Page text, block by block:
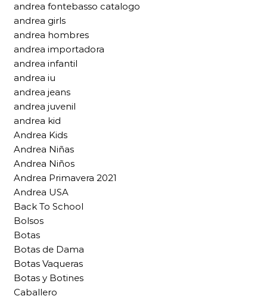
andrea fontebasso catalogo
andrea girls
andrea hombres
andrea importadora
andrea infantil
andrea iu
andrea jeans
andrea juvenil
andrea kid
Andrea Kids
Andrea Niñas
Andrea Niños
Andrea Primavera 2021
Andrea USA
Back To School
Bolsos
Botas
Botas de Dama
Botas Vaqueras
Botas y Botines
Caballero